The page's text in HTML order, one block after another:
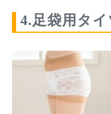
4.足袋用タイ